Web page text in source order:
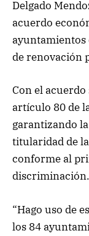
Delgado
acuerdo
ayuntamientos
de renovación
Con el
artículo 80 de
garantizando
titularidad de
conforme al
discriminación.
“Hago uso de
los 84